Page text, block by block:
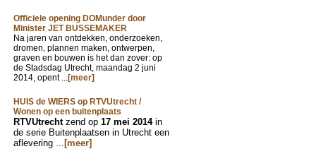
Officiele opening DOMunder door
Minister JET BUSSEMAKER
Na jaren van ontdekken, onderzoeken,
dromen, plannen maken, ontwerpen,
graven en bouwen is het dan zover: op
de Stadsdag Utrecht, maandag 2 juni
2014, opent ...[meer]
HUIS de WIERS op RTVUtrecht /
Wonen op een buitenplaats
RTVUtrechtzend op 17 mei 2014 in
de serie Buitenplaatsen in Utrecht een
aflevering ... [meer]